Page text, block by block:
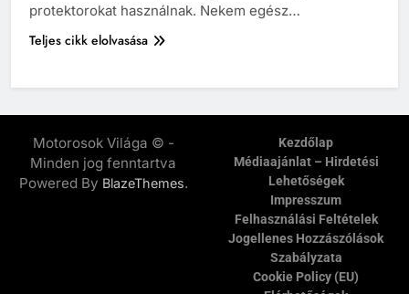
protektorokat használnak. Nekem egész…
Teljes cikk elolvasása
Motorosok Világa © -
Minden jog fenntartva
Powered By BlazeThemes.
Kezdőlap
Médiaajánlat – Hirdetési
Lehetőségek
Impresszum
Felhasználási Feltételek
Jogellenes Hozzászólások
Szabályzata
Cookie Policy (EU)